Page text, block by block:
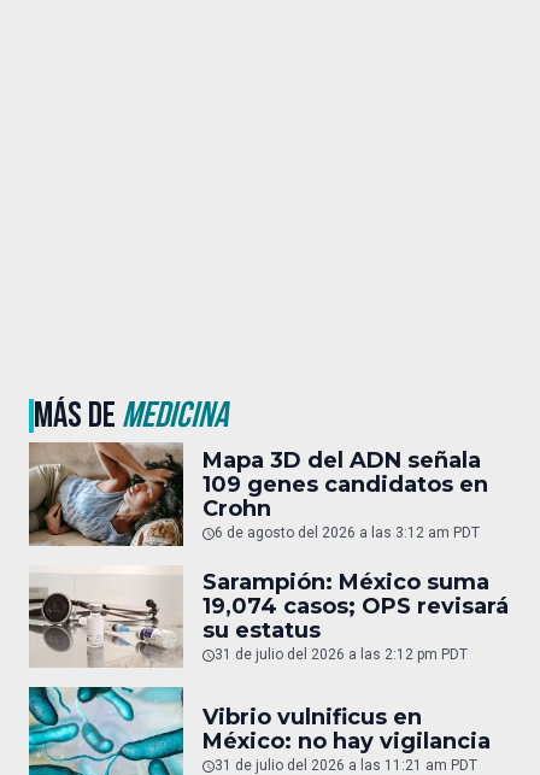
MÁS DEMEDICINA
Mapa 3D del ADN señala
109 genes candidatos en
Crohn
6 de agosto del 2026 a las 3:12 am PDT
Sarampión: México suma
19,074 casos; OPS revisará
su estatus
31 de julio del 2026 a las 2:12 pm PDT
Vibrio vulnificus en
México: no hay vigilancia
31 de julio del 2026 a las 11:21 am PDT